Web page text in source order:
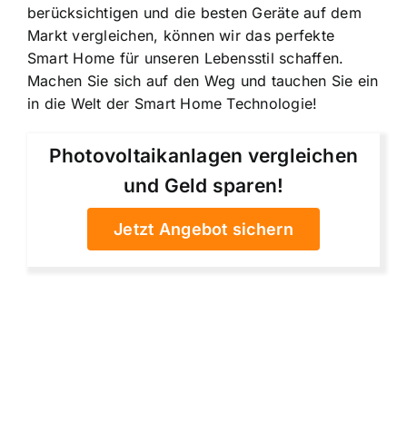
berücksichtigen und die besten Geräte auf dem
Markt vergleichen, können wir das perfekte
Smart Home für unseren Lebensstil schaffen.
Machen Sie sich auf den Weg und tauchen Sie ein
in die Welt der Smart Home Technologie!
Photovoltaikanlagen vergleichen
und Geld sparen!
Jetzt Angebot sichern